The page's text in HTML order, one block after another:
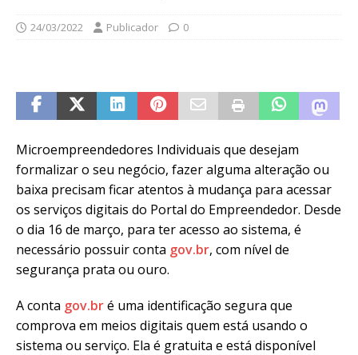
24/03/2022 Publicador 0
Microempreendedores Individuais que desejam
formalizar o seu negócio, fazer alguma alteração ou
baixa precisam ficar atentos à mudança para acessar
os serviços digitais do Portal do Empreendedor. Desde
o dia 16 de março, para ter acesso ao sistema, é
necessário possuir conta gov.br, com nível de
segurança prata ou ouro.
A conta gov.bré uma identificação segura que
comprova em meios digitais quem está usando o
sistema ou serviço. Ela é gratuita e está disponível